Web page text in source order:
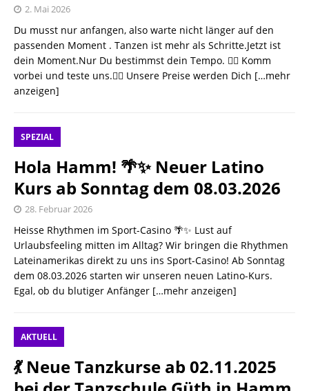
2. Mai 2026
Du musst nur anfangen, also warte nicht länger auf den
passenden Moment . Tanzen ist mehr als Schritte.Jetzt ist
dein Moment.Nur Du bestimmst dein Tempo. 👉🏻 Komm
vorbei und teste uns.👉🏻 Unsere Preise werden Dich […mehr
anzeigen]
SPEZIAL
Hola Hamm! 🌴✨ Neuer Latino
Kurs ab Sonntag dem 08.03.2026
28. Februar 2026
Heisse Rhythmen im Sport-Casino 🌴✨ ​Lust auf
Urlaubsfeeling mitten im Alltag? Wir bringen die Rhythmen
Lateinamerikas direkt zu uns ins Sport-Casino! ​Ab Sonntag
dem 08.03.2026 starten wir unseren neuen Latino-Kurs.
Egal, ob du blutiger Anfänger […mehr anzeigen]
AKTUELL
💃 Neue Tanzkurse ab 02.11.2025